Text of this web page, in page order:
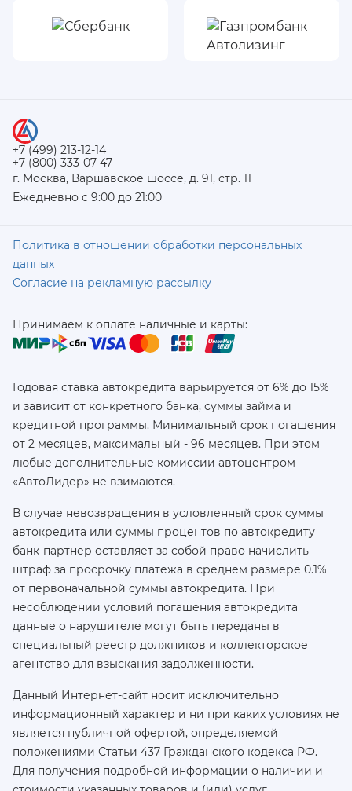
+7 (499) 213-12-14
+7 (800) 333-07-47
г. Москва, Варшавское шоссе, д. 91, стр. 11
Ежедневно с 9:00 до 21:00
Политика в отношении обработки персональных
данных
Согласие на рекламную рассылку
Принимаем к оплате наличные и карты:
Годовая ставка автокредита варьируется от 6% до 15%
и зависит от конкретного банка, суммы займа и
кредитной программы. Минимальный срок погашения
от 2 месяцев, максимальный - 96 месяцев. При этом
любые дополнительные комиссии автоцентром
«АвтоЛидер» не взимаются.
В случае невозвращения в условленный срок суммы
автокредита или суммы процентов по автокредиту
банк-партнер оставляет за собой право начислить
штраф за просрочку платежа в среднем размере 0.1%
от первоначальной суммы автокредита. При
несоблюдении условий погашения автокредита
данные о нарушителе могут быть переданы в
специальный реестр должников и коллекторское
агентство для взыскания задолженности.
Данный Интернет-сайт носит исключительно
информационный характер и ни при каких условиях не
является публичной офертой, определяемой
положениями Статьи 437 Гражданского кодекса РФ.
Для получения подробной информации о наличии и